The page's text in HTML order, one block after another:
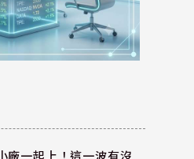
廠一起上！這一波有沒